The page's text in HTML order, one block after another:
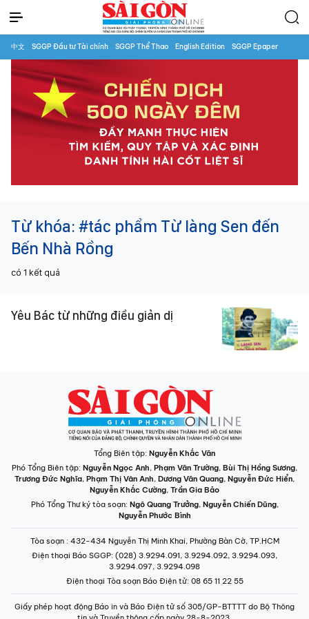
中文 SGGP Đầu tư Tài chính SGGP Thể Thao English Edition SGGP Epaper
Từ khóa: #tác phẩm Từ làng Sen đến
Bến Nhà Rồng
có 1 kết quả
Yêu Bác từ những điều giản dị
Tổng Biên tập: Nguyễn Khắc Văn
Phó Tổng Biên tập: Nguyễn Ngọc Anh, Phạm Văn Trường, Bùi Thị Hồng Sương,
Trương Đức Nghĩa, Phạm Thị Vân Anh, Dương Văn Quang, Nguyễn Đức Hiển,
Nguyễn Khắc Cường, Trần Gia Bảo
Phó Tổng Thư ký tòa soạn: Ngô Quang Trưởng, Nguyễn Chiến Dũng,
Nguyễn Phước Bình
Tòa soạn : 432-434 Nguyễn Thị Minh Khai, Phường Bàn Cờ, TP.HCM
Điện thoại Báo SGGP: (028) 3.9294.091, 3.9294.092, 3.9294.093,
3.9294.097, 3.9294.098
Điện thoại Tòa soạn Báo Điện tử: 08 65 11 22 55
Giấy phép hoạt động Báo in và Báo Điện tử số 305/GP-BTTTT do Bộ Thông